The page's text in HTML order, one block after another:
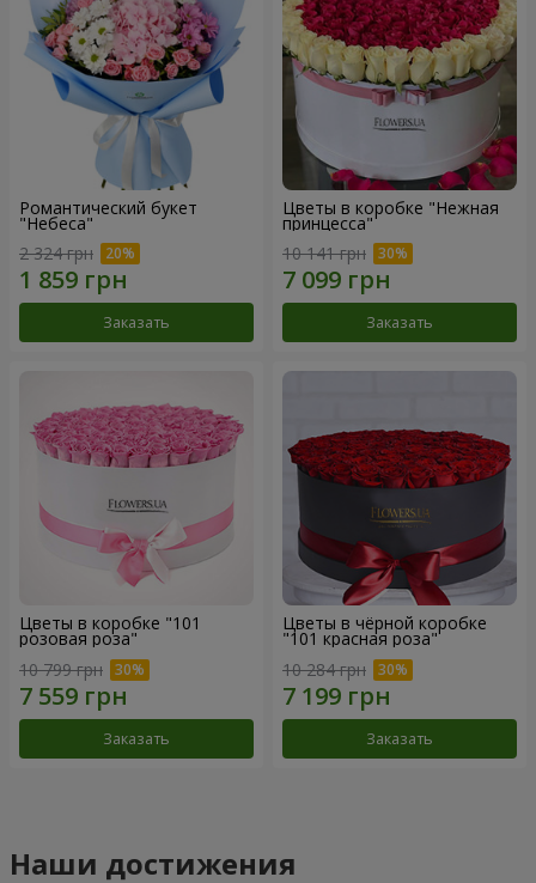
Романтический букет
"Небеса"
2 324 грн
Заказать
Цветы в коробке "Нежная
принцесса"
10 141 грн
Заказать
Цветы в коробке "101
розовая роза"
10 799 грн
Заказать
Цветы в чёрной коробке
"101 красная роза"
10 284 грн
Заказать
Наши достижения